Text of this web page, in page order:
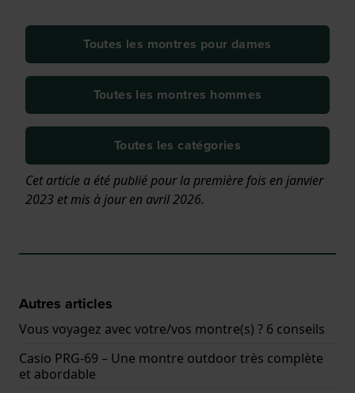
Toutes les montres pour dames
Toutes les montres hommes
Toutes les catégories
Cet article a été publié pour la première fois en janvier
2023 et mis à jour en avril 2026.
Autres articles
Vous voyagez avec votre/vos montre(s) ? 6 conseils
Casio PRG-69 – Une montre outdoor très complète
et abordable